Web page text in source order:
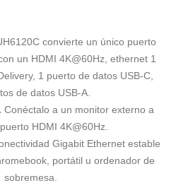
convierte un único puerto
un HDMI 4K@60Hz, ethernet 1
1 puerto de datos USB-C,
de datos USB-A.
Conéctalo a un monitor externo a
HDMI 4K@60Hz.
Gigabit Ethernet estable
portátil u ordenador de
sobremesa.